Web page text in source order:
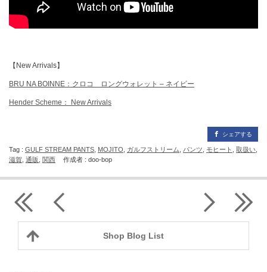
【New Arrivals】
BRU NA BOINNE：クロコ ロングウォレット – ネイビー
Hender Scheme： New Arrivals
シェアする
Tag : GULF STREAM PANTS MOJITO ガルフストリーム パンツ モヒート 取扱い
滋賀 通販 関西 作成者 : doo-bop
Shop Blog List